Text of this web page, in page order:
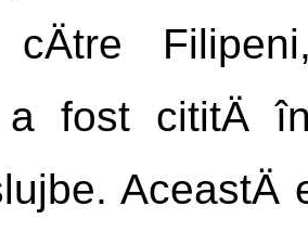
cÄtre
a fost cititÄ
AceastÄ